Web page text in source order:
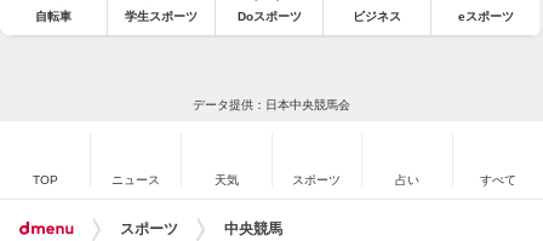
自転車 学生スポーツ Doスポーツ ビジネス eスポーツ
データ提供：日本中央競馬会
TOP ニュース 天気 スポーツ 占い すべて
スポーツ 中央競馬